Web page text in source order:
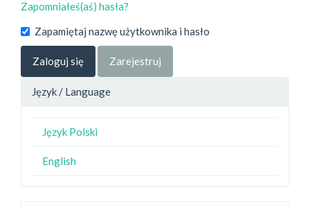
Zapomniałeś(aś) hasła?
Zapamiętaj nazwę użytkownika i hasło
Zaloguj się Zarejestruj
Język / Language
Język Polski
English